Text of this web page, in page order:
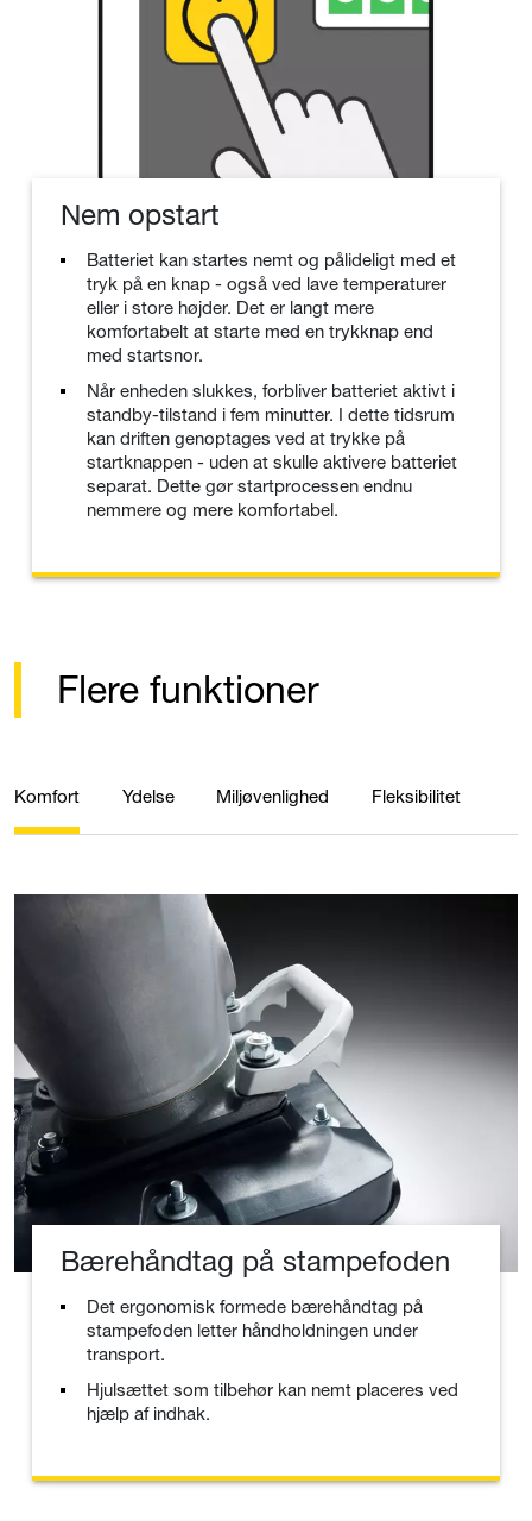
Nem opstart
Batteriet kan startes nemt og pålideligt med et
tryk på en knap - også ved lave temperaturer
eller i store højder. Det er langt mere
komfortabelt at starte med en trykknap end
med startsnor.
Når enheden slukkes, forbliver batteriet aktivt i
standby-tilstand i fem minutter. I dette tidsrum
kan driften genoptages ved at trykke på
startknappen - uden at skulle aktivere batteriet
separat. Dette gør startprocessen endnu
nemmere og mere komfortabel.
Flere funktioner
Komfort Ydelse Miljøvenlighed Fleksibilitet
Bærehåndtag på stampefoden
Det ergonomisk formede bærehåndtag på
stampefoden letter håndholdningen under
transport.
Hjulsættet som tilbehør kan nemt placeres ved
hjælp af indhak.